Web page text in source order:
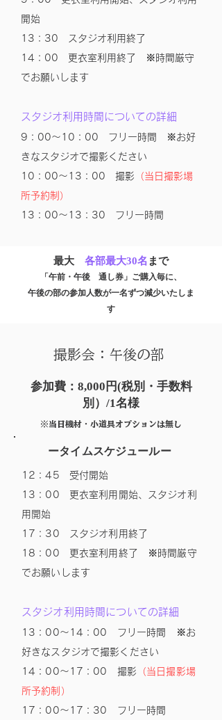
開始
13：30 スタジオ利用終了
14：00 更衣室利用終了 ※時間厳守
でお願いします
スタジオ利用時間についての詳細
9：00〜10：00 フリー時間 ※お好
きなスタジオで撮影ください
10：00〜13：00 撮影 （当日撮影場
所予約制）
13：00〜13：30 フリー時間
最大 各部最大30名 まで
「午前・午後 通し券」 ご購入毎に、
午後の部の参加人数が一名ずつ減少いたしま
す
撮影会：午後の部
参加費：8,000円(税別・手数料
別）/1名様
※​当日機材・小道具オプションは無し
ータイムスケジュールー
12：45 受付開始
13：00 更衣室利用開始、スタジオ利
用開始
17：30 スタジオ利用終了
18：00 更衣室利用終了 ※時間厳守
でお願いします
スタジオ利用時間についての詳細
13：00〜14：00 フリー時間 ※お
好きなスタジオで撮影ください
14：00〜17：00 撮影 （当日撮影場
所予約制）
17：00〜17：30 フリー時間